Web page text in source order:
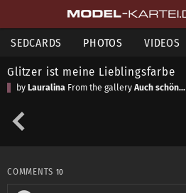
SEDCARDS PHOTOS VIDEOS
Glitzer ist meine Lieblingsfarbe
by Lauralina From the gallery Auch schön...
COMMENTS 10